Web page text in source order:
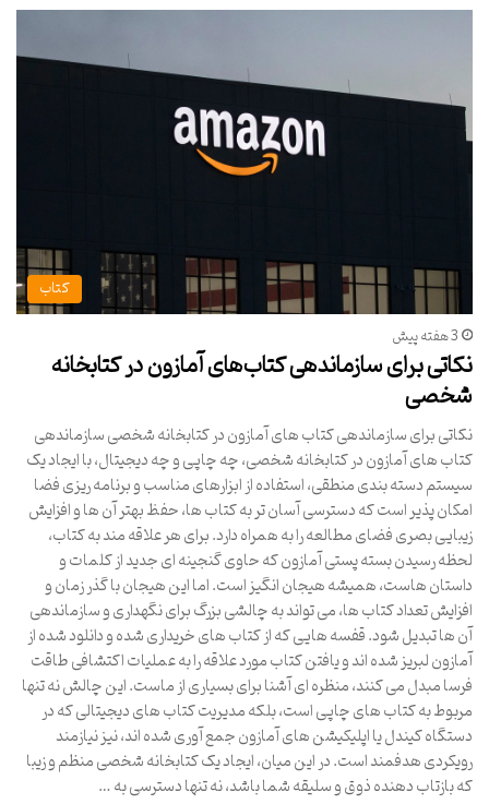
کتاب
3 هفته پیش
نکاتی برای سازماندهی کتاب‌های آمازون در کتابخانه
شخصی
نکاتی برای سازماندهی کتاب های آمازون در کتابخانه شخصی سازماندهی
کتاب های آمازون در کتابخانه شخصی، چه چاپی و چه دیجیتال، با ایجاد یک
سیستم دسته بندی منطقی، استفاده از ابزارهای مناسب و برنامه ریزی فضا
امکان پذیر است که دسترسی آسان تر به کتاب ها، حفظ بهتر آن ها و افزایش
زیبایی بصری فضای مطالعه را به همراه دارد. برای هر علاقه مند به کتاب،
لحظه رسیدن بسته پستی آمازون که حاوی گنجینه ای جدید از کلمات و
داستان هاست، همیشه هیجان انگیز است. اما این هیجان با گذر زمان و
افزایش تعداد کتاب ها، می تواند به چالشی بزرگ برای نگهداری و سازماندهی
آن ها تبدیل شود. قفسه هایی که از کتاب های خریداری شده و دانلود شده از
آمازون لبریز شده اند و یافتن کتاب مورد علاقه را به عملیات اکتشافی طاقت
فرسا مبدل می کنند، منظره ای آشنا برای بسیاری از ماست. این چالش نه تنها
مربوط به کتاب های چاپی است، بلکه مدیریت کتاب های دیجیتالی که در
دستگاه کیندل یا اپلیکیشن های آمازون جمع آوری شده اند، نیز نیازمند
رویکردی هدفمند است. در این میان، ایجاد یک کتابخانه شخصی منظم و زیبا
که بازتاب دهنده ذوق و سلیقه شما باشد، نه تنها دسترسی به …